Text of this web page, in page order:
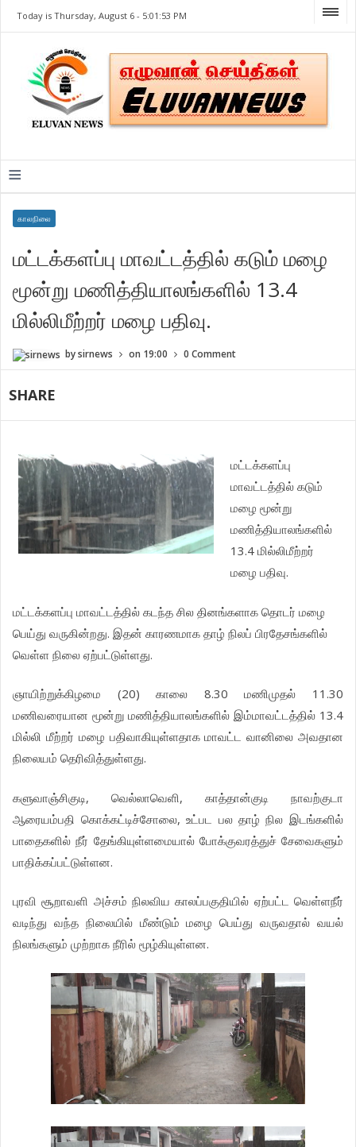
Today is Thursday, August 6 - 5:01:53 PM
≡
காலநிலை
மட்டக்களப்பு மாவட்டத்தில் கடும் மழை
மூன்று மணித்தியாலங்களில் 13.4
மில்லிமீற்றர் மழை பதிவு.
bysirnews on 19:00 0 Comment
SHARE
மட்டக்களப்பு
மாவட்டத்தில் கடும்
மழை மூன்று
மணித்தியாலங்களில்
13.4 மில்லிமீற்றர்
மழை பதிவு.
மட்டக்களப்பு மாவட்டத்தில் கடந்த சில தினங்களாக தொடர் மழை
பெய்து வருகின்றது. இதன் காரணமாக தாழ் நிலப் பிரதேசங்களில்
வெள்ள நிலை ஏற்பட்டுள்ளது.
ஞாயிற்றுக்கிழமை (20) காலை 8.30 மணிமுதல் 11.30
மணிவரையான மூன்று மணித்தியாலங்களில் இம்மாவட்டத்தில் 13.4
மில்லி மீற்றர் மழை பதிவாகியுள்ளதாக மாவட்ட வானிலை அவதான
நிலையம் தெரிவித்துள்ளது.
களுவாஞ்சிகுடி, வெல்லாவெளி, காத்தான்குடி நாவற்குடா
ஆரையம்பதி கொக்கட்டிச்சோலை, உட்பட பல தாழ் நில இடங்களில்
பாதைகளில் நீர் தேங்கியுள்ளமையால் போக்குவரத்துச் சேவைகளும்
பாதிக்கப்பட்டுள்ளன.
புரவி சூறாவளி அச்சம் நிலவிய காலப்பகுதியில் ஏற்பட்ட வெள்ளநீர்
வடிந்து வந்த நிலையில் மீண்டும் மழை பெய்து வருவதால் வயல்
நிலங்களும் முற்றாக நீரில் மூழ்கியுள்ளன.